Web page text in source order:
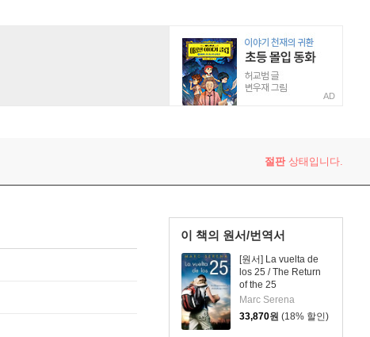
AD
절판상태입니다.
이 책의 원서/번역서
[원서] La vuelta de
los 25 / The Return
of the 25
Marc Serena
33,870원 (18% 할인)